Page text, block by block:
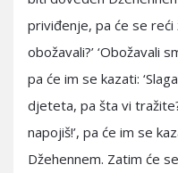
priviđenje, pa će se reći
obožavali?’ ‘Obožavali
pa će im se kazati:
djeteta, pa šta vi
napojiš!’, pa će im se
Džehennem. Zatim će